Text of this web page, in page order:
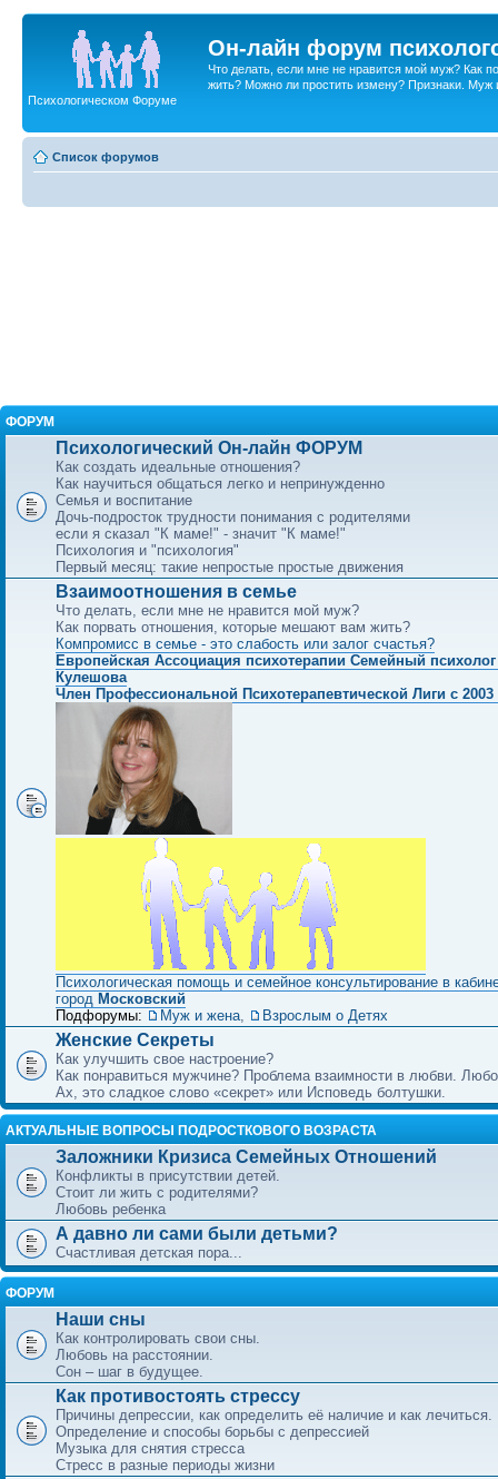
Он-лайн форум
Что делать, если мне не нравится мой муж? Как
жить? Можно ли простить измену? Признаки. Муж
Психологическом Форуме
Список форумов
ФОРУМ
Психологический Он-лайн ФОРУМ
Как создать идеальные отношения?
Как научиться общаться легко и непринужденно
Семья и воспитание
Дочь-подросток трудности понимания с родителями
если я сказал "К маме!" - значит "К маме!"
Психология и "психология"
Первый месяц: такие непростые простые движения
Взаимоотношения в семье
Что делать, если мне не нравится мой муж?
Как порвать отношения, которые мешают вам жить?
Компромисс в семье - это слабость или залог счастья?
Европейская Ассоциация психотерапии Семейный
Кулешова
Член Профессиональной Психотерапевтической Лиги с 2003
Психологическая помощь и семейное консультирование в
город Московский
Подфорумы:
Муж и жена, Взрослым о Детях
Женские Секреты
Как улучшить свое настроение?
Как понравиться мужчине? Проблема взаимности в любви.
Ах, это сладкое слово «секрет» или Исповедь болтушки.
АКТУАЛЬНЫЕ ВОПРОСЫ ПОДРОСТКОВОГО ВОЗРАСТА
Заложники Кризиса Семейных Отношений
Конфликты в присутствии детей.
Стоит ли жить с родителями?
Любовь ребенка
А давно ли сами были детьми?
Счастливая детская пора...
ФОРУМ
Наши сны
Как контролировать свои сны.
Любовь на расстоянии.
Сон – шаг в будущее.
Как противостоять стрессу
Причины депрессии, как определить её наличие и как лечиться.
Определение и способы борьбы с депрессией
Музыка для снятия стресса
Стресс в разные периоды жизни